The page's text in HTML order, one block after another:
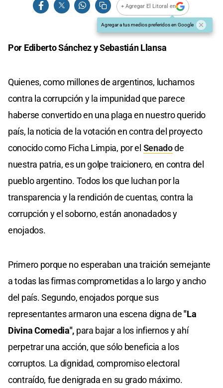
+ Agregar El Litoral en
Agregar a tus medios preferidos en Google
Por Ediberto Sánchez y Sebastián Llansa
Quienes, como millones de argentinos, luchamos
contra la corrupción y la impunidad que parece
haberse convertido en una plaga en nuestro querido
país, la noticia de la votación en contra del proyecto
conocido como Ficha Limpia, por el Senadode
nuestra patria, es un golpe traicionero, en contra del
pueblo argentino. Todos los que luchan por la
transparencia y la rendición de cuentas, contra la
corrupción y el soborno, están anonadados y
enojados.
Primero porque no esperaban una traición semejante
a todas las firmas comprometidas a lo largo y ancho
del país. Segundo, enojados porque sus
representantes armaron una escena digna de"La
Divina Comedia", para bajar a los infiernos y ahí
perpetrar una acción, que sólo beneficia a los
corruptos. La dignidad, compromiso electoral
contraído, fue denigrada en su grado máximo.